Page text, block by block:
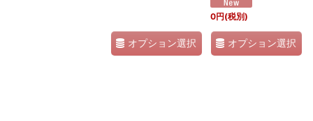
オプション選択
0円(税別)
オプション選択